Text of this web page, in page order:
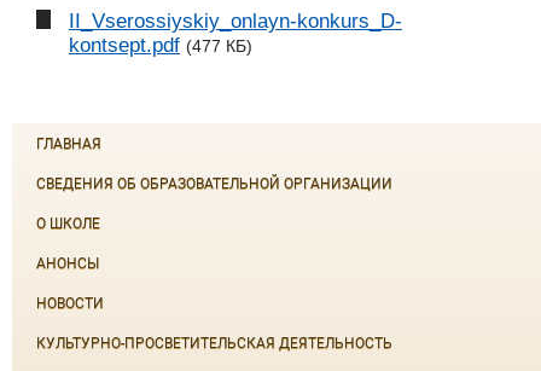
II_Vserossiyskiy_onlayn-konkurs_D-
kontsept.pdf (477 КБ)
ГЛАВНАЯ
СВЕДЕНИЯ ОБ ОБРАЗОВАТЕЛЬНОЙ ОРГАНИЗАЦИИ
О ШКОЛЕ
АНОНСЫ
НОВОСТИ
КУЛЬТУРНО-ПРОСВЕТИТЕЛЬСКАЯ ДЕЯТЕЛЬНОСТЬ